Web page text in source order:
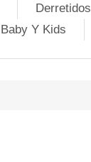
Derretidos
Baby Y Kids